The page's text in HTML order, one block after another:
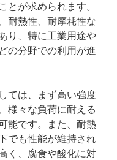
とが求められます。
耐熱性、耐摩耗性な
り、特に工業用途や
の分野での利用が進
ては、まず高い強度
様々な負荷に耐える
能です。また、耐熱
でも性能が維持され
く、腐食や酸化に対